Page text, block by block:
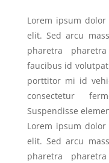
Lorem ipsum
elit. Sed arcu
pharetra
faucibus id
porttitor mi id
consectetur
Suspendisse
Lorem ipsum
elit. Sed arcu
pharetra